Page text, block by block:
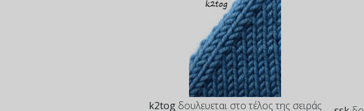
k2togδουλευεται στο τέλος της σειράς